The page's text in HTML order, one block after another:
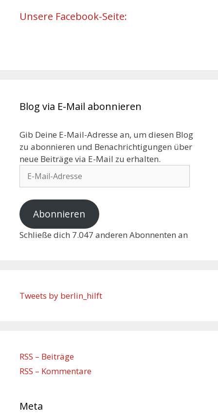
Unsere Facebook-Seite:
Blog via E-Mail abonnieren
Gib Deine E-Mail-Adresse an, um diesen Blog
zu abonnieren und Benachrichtigungen über
neue Beiträge via E-Mail zu erhalten.
Abonnieren
Schließe dich 7.047 anderen Abonnenten an
Tweets by berlin_hilft
RSS – Beiträge
RSS – Kommentare
Meta